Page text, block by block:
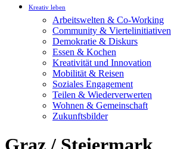
Kreativ leben
Arbeitswelten & Co-Working
Community & Viertelinitiativen
Demokratie & Diskurs
Essen & Kochen
Kreativität und Innovation
Mobilität & Reisen
Soziales Engagement
Teilen & Wiederverwerten
Wohnen & Gemeinschaft
Zukunftsbilder